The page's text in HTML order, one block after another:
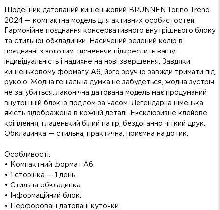
Щоденник датований кишеньковий BRUNNEN Torino Trend
2024 — компактна модель для активних особистостей.
Гармонійне поєднання консервативного внутрішнього блоку
та стильної обкладинки. Насичений зелений колір в
поєднанні з золотим тисненням підкреслить вашу
індивідуальність і надихне на нові звершення. Завдяки
кишеньковому формату А6, його зручно завжди тримати під
рукою. Жодна геніальна думка не забудеться, жодна зустріч
не загубиться: лаконічна датована модель має продуманий
внутрішній блок із поділом за часом. Легендарна німецька
якість відображена в кожній деталі. Ексклюзивне клейове
кріплення, гладенький білий папір, бездоганно чіткий друк.
Обкладинка — стильна, практична, приємна на дотик.
Особливості:
• Компактний формат А6.
• 1 сторінка — 1 день.
• Стильна обкладинка.
• Інформаційний блок.
• Перфоровані датовані куточки.